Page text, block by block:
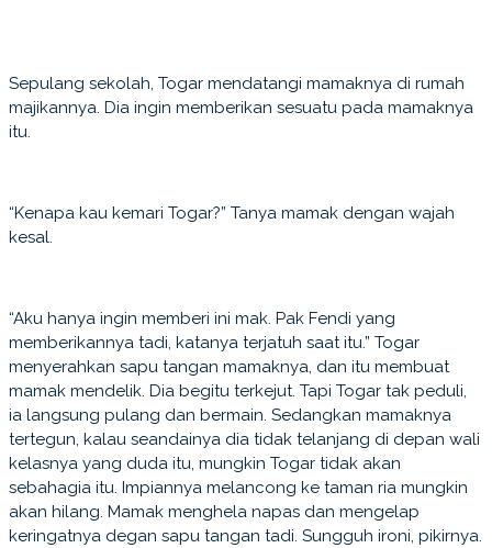
Sepulang sekolah, Togar mendatangi mamaknya di rumah
majikannya. Dia ingin memberikan sesuatu pada mamaknya
itu.
“Kenapa kau kemari Togar?” Tanya mamak dengan wajah
kesal.
“Aku hanya ingin memberi ini mak. Pak Fendi yang
memberikannya tadi, katanya terjatuh saat itu.” Togar
menyerahkan sapu tangan mamaknya, dan itu membuat
mamak mendelik. Dia begitu terkejut. Tapi Togar tak peduli,
ia langsung pulang dan bermain. Sedangkan mamaknya
tertegun, kalau seandainya dia tidak telanjang di depan wali
kelasnya yang duda itu, mungkin Togar tidak akan
sebahagia itu. Impiannya melancong ke taman ria mungkin
akan hilang. Mamak menghela napas dan mengelap
keringatnya degan sapu tangan tadi. Sungguh ironi, pikirnya.